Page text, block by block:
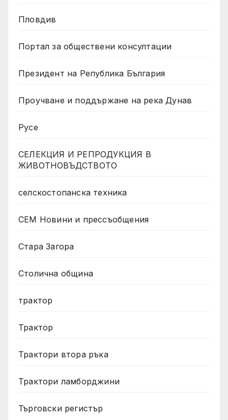
Пловдив
Портал за обществени консултации
Президент на Република България
Проучване и поддържане на река Дунав
Русе
СЕЛЕКЦИЯ И РЕПРОДУКЦИЯ В
ЖИВОТНОВЪДСТВОТО
селскостопанска техника
СЕМ Новини и прессъобщения
Стара Загора
Столична община
трактор
Трактор
Трактори втора ръка
Трактори ламборджини
Търговски регистър